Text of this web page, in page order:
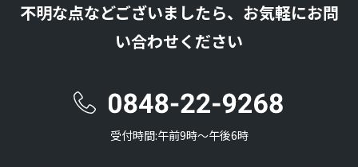
不明な点などございましたら、お気軽にお問
い合わせください
受付時間:午前9時〜午後6時